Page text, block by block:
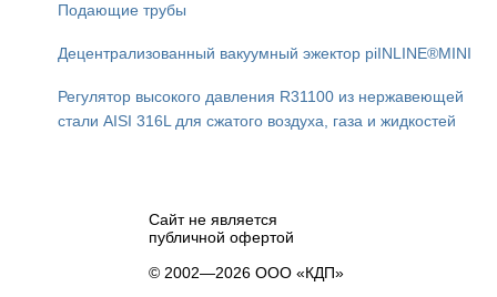
Подающие трубы
Децентрализованный вакуумный эжектор piINLINE®MINI
Регулятор высокого давления R31100 из нержавеющей
стали AISI 316L для сжатого воздуха, газа и жидкостей
Сайт не является
публичной офертой
© 2002—2026 ООО «КДП»